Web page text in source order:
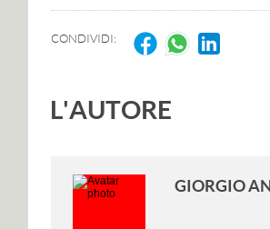
CONDIVIDI:
L'AUTORE
GIORGIO